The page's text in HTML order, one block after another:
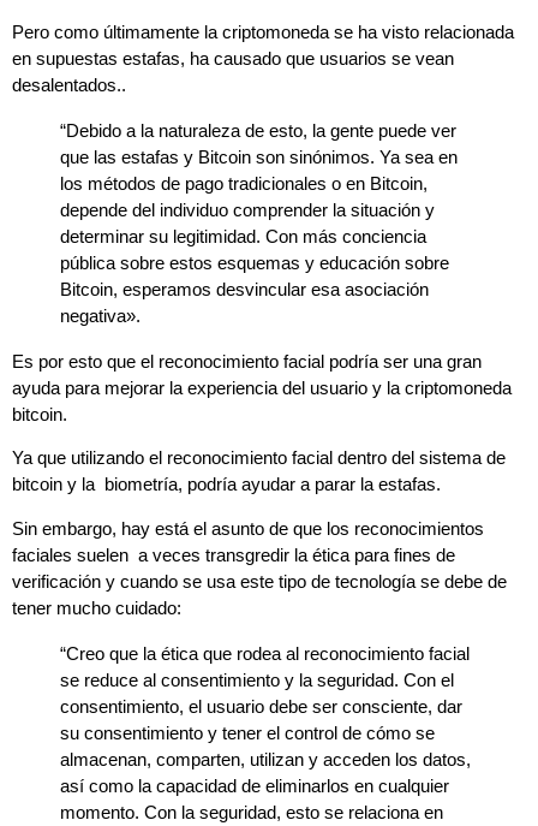
Pero como últimamente la criptomoneda se ha visto relacionada
en supuestas estafas, ha causado que usuarios se vean
desalentados..
“Debido a la naturaleza de esto, la gente puede ver
que las estafas y Bitcoin son sinónimos. Ya sea en
los métodos de pago tradicionales o en Bitcoin,
depende del individuo comprender la situación y
determinar su legitimidad. Con más conciencia
pública sobre estos esquemas y educación sobre
Bitcoin, esperamos desvincular esa asociación
negativa».
Es por esto que el reconocimiento facial podría ser una gran
ayuda para mejorar la experiencia del usuario y la criptomoneda
bitcoin.
Ya que utilizando el reconocimiento facial dentro del sistema de
bitcoin y la biometría, podría ayudar a parar la estafas.
Sin embargo, hay está el asunto de que los reconocimientos
faciales suelen a veces transgredir la ética para fines de
verificación y cuando se usa este tipo de tecnología se debe de
tener mucho cuidado:
“Creo que la ética que rodea al reconocimiento facial
se reduce al consentimiento y la seguridad. Con el
consentimiento, el usuario debe ser consciente, dar
su consentimiento y tener el control de cómo se
almacenan, comparten, utilizan y acceden los datos,
así como la capacidad de eliminarlos en cualquier
momento. Con la seguridad, esto se relaciona en